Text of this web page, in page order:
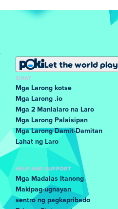
Let the world play
SIKAT
Mga Larong kotse
Mga Larong .io
Mga 2 Manlalaro na Laro
Mga Larong Palaisipan
Mga Larong Damit-Damitan
Lahat ng Laro
HELP AND SUPPORT
Mga Madalas Itanong
Makipag-ugnayan
sentro ng pagkapribado